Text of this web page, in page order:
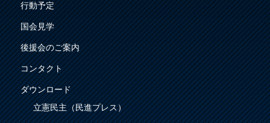
行動予定
国会見学
後援会のご案内
コンタクト
ダウンロード
立憲民主（民進プレス）